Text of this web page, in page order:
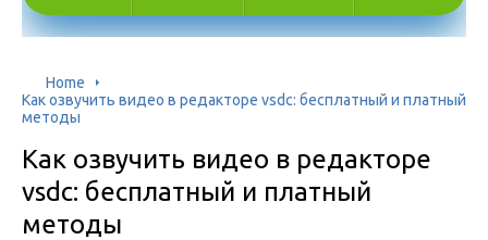
Home
Как озвучить видео в редакторе vsdc: бесплатный и платный
методы
Как озвучить видео в редакторе
vsdc: бесплатный и платный
методы